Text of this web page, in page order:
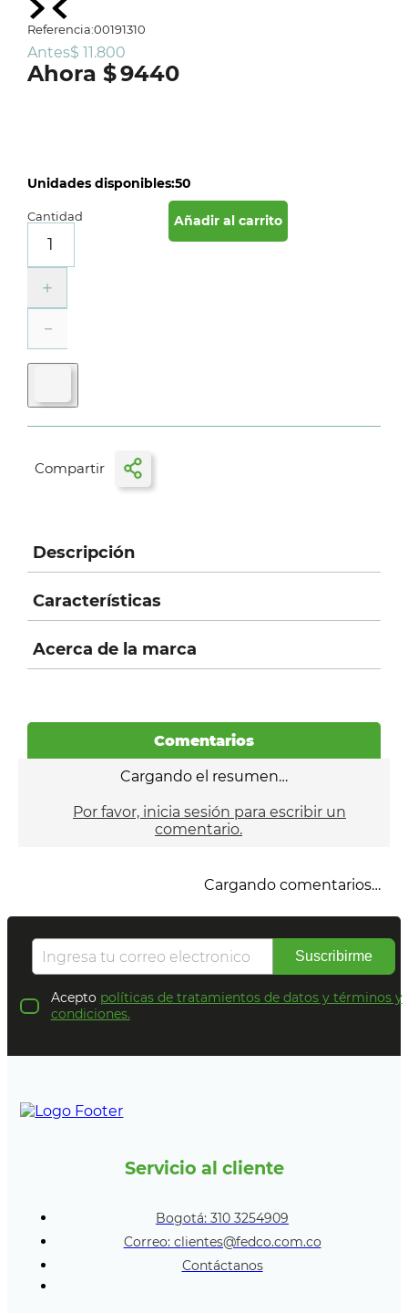
Referencia:00191310
Antes$ 11.800
$9440
Unidades disponibles:50
Cantidad
＋
－
Añadir al carrito
Descripción
Características
Acerca de la marca
Comentarios
Cargando el resumen…
Por favor, inicia sesión para escribir un
comentario.
Cargando comentarios…
Suscribirme
Acepto políticas de tratamientos de datos y términos y
condiciones.
Servicio al cliente
Bogotá: 310 3254909
Correo: clientes@fedco.com.co
Contáctanos